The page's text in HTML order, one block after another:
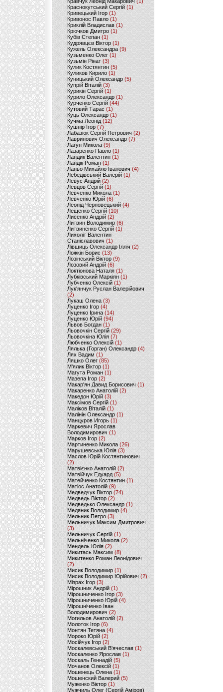
Краснокутський Сергій (1)
Кривецький Ігор (1)
Кривонос Павло (1)
Криклій Владислав (1)
Крючков Дмитро(1)
Кубів Степан(1)
Кудрявцєв Віктор (1)
Кужель Олександра (9)
Кузьменко Олег (1)
Кузьмін Рінат(3)
Кулик Костянтин(5)
Куликов Кирило (1)
Куницький Олександр (5)
Купрій Віталій (3)
Курикін Сергій(1)
Курило Олександр (1)
Курченко Сергій (44)
Кутовий Тарас (1)
Куць Олександр (1)
Кучма Леонід (12)
Кушнір Ігор(7)
Лабазюк Сергій Петрович (2)
Лавринович Олександр(7)
Лагун Микола(9)
Лазаренко Павло (1)
Ландик Валентин (1)
Ландік Роман (1)
Ланьо Михайло Іванович(4)
Лебедівський Валерій(1)
Левус Андрій(2)
Левцов Сергій (1)
Левченко Микола (1)
Левченко Юрій (6)
Леонід Черновецький (4)
Лещенко Сергій (10)
Лисенко Андрій (2)
Литвин Володимир (6)
Литвиненко Сергій (1)
Лихоліт Валентин
Станіславович (1)
Лівшиць Олександр Ілліч (2)
Ложкін Борис(13)
Лозінський Віктор(9)
Лозовий Андрій (6)
Локтіонова Наталя (1)
Лубківський Маркіян(1)
Лубченко Олексій (1)
Лук'янчук Руслан Валерійович
(2)
Лукаш Олена (3)
Луценко Ігор (4)
Луценко Ірина (14)
Луценко Юрій (94)
Львов Богдан (1)
Льовочкін Сергій (29)
Льовочкіна Юлія(7)
Любченко Олексій(1)
Лялька (Горган) Олександр(4)
Лях Вадим (1)
Ляшко Олег (85)
М'ялик Віктор(1)
Магута Роман(1)
Мазепа Ігор (2)
Макар'ян Давид Борисович(1)
Макаренко Анатолій (2)
Македон Юрій(3)
Максімов Сергій (1)
Маліков Віталій (1)
Малінін Олександр (1)
Манцуров Игорь (1)
Маркевич Ярослав
Володимирович (1)
Марков Ігор (2)
Мартиненко Микола (26)
Марушевська Юлія (3)
Маслов Юрій Костянтинович
(2)
Матвієнко Анатолій (2)
Матвійчук Едуард(5)
Матейченко Костянтин (1)
Матіос Анатолій (9)
Медведчук Віктор(74)
Медведь Віктор (2)
Медведько Олександр (1)
Медяник Володимир(4)
Мельник Петро (3)
Мельничук Максим Дмитрович
(3)
Мельничук Сергій (1)
Мельніченко Микола (2)
Мендель Юлія (2)
Микитась Максим (8)
Микитенко Роман Леонідович
(2)
Мисик Володимир (1)
Мисик Володимир Юрійович(2)
Мізрах Ігор(3)
Мірошник Андрій(1)
Мірошниченко Ігор (3)
Мірошниченко Юрій(4)
Мірошніченко Іван
Володимирович (2)
Могильов Анатолій (2)
Молоток Ігор (6)
Монтян Тетяна (4)
Мороко Юрій(2)
Мосійчук Ігор (2)
Москалевський В'ячеслав (1)
Москаленко Ярослав (1)
Москаль Геннадій (5)
Мочанов Олексій(1)
Мошенець Олена(1)
Мошенский Валерий (5)
Муженко Віктор (1)
Мужчиль Олег (Сергій Аміров)